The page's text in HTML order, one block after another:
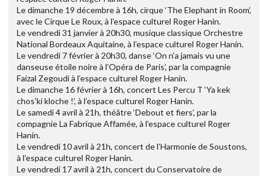
Le dimanche 19 décembre à 16h, cirque ‘The Elephant in Room’,
avec le Cirque Le Roux, à l’espace culturel Roger Hanin.
Le vendredi 31 janvier à 20h30, musique classique Orchestre
National Bordeaux Aquitaine, à l’espace culturel Roger Hanin.
Le vendredi 7 février à 20h30, danse ‘On n’a jamais vu une
danseuse étoile noire à l’Opéra de Paris’, par la compagnie
Faizal Zegoudi à l’espace culturel Roger Hanin.
Le dimanche 16 février à 16h, concert Les Percu T ‘Ya kek
chos’ki kloche !’, à l’espace culturel Roger Hanin.
Le samedi 4 avril à 21h, théâtre ‘Debout et fiers’, par la
compagnie La Fabrique Affamée, à l’espace culturel Roger
Hanin.
Le vendredi 10 avril à 21h, concert de l’Harmonie de Soustons,
à l’espace culturel Roger Hanin.
Le vendredi 17 avril à 21h, concert du Conservatoire de